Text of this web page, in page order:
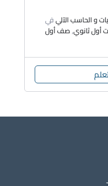
و الحاسب الآليفي
أول ثانوي,صف أول